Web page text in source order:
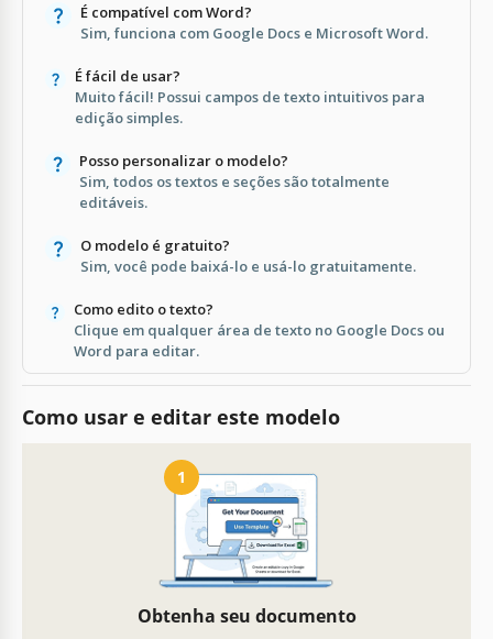
É compatível com Word?
Sim, funciona com Google Docs e Microsoft Word.
É fácil de usar?
Muito fácil! Possui campos de texto intuitivos para
edição simples.
Posso personalizar o modelo?
Sim, todos os textos e seções são totalmente
editáveis.
O modelo é gratuito?
Sim, você pode baixá-lo e usá-lo gratuitamente.
Como edito o texto?
Clique em qualquer área de texto no Google Docs ou
Word para editar.
Como usar e editar este modelo
1
Obtenha seu documento